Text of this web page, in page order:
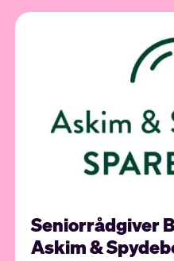
Seniorrådgiver
Askim &